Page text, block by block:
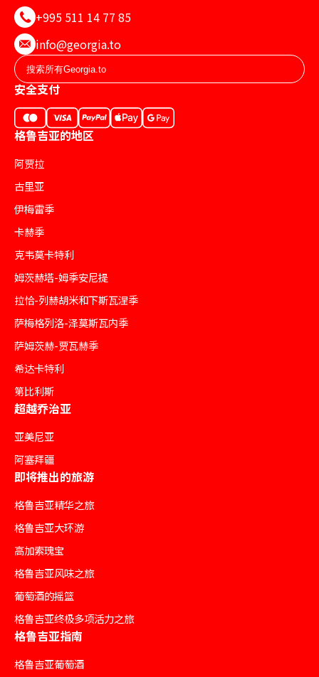
+995 511 14 77 85
info@georgia.to
安全支付
格鲁吉亚的地区
阿贾拉
古里亚
伊梅雷季
卡赫季
克韦莫卡特利
姆茨赫塔-姆季安尼提
拉恰-列赫胡米和下斯瓦涅季
萨梅格列洛-泽莫斯瓦内季
萨姆茨赫-贾瓦赫季
希达卡特利
第比利斯
超越乔治亚
亚美尼亚
阿塞拜疆
即将推出的旅游
格鲁吉亚精华之旅
格鲁吉亚大环游
高加索瑰宝
格鲁吉亚风味之旅
葡萄酒的摇篮
格鲁吉亚终极多项活力之旅
格鲁吉亚指南
格鲁吉亚葡萄酒